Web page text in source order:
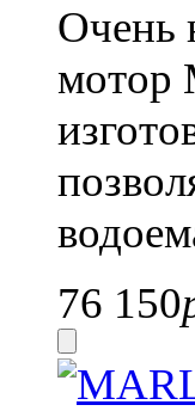
Очень
мотор
76 150